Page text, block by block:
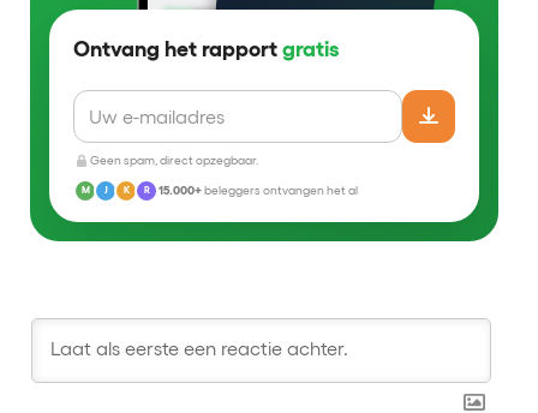
Ontvang het rapport gratis
Geen spam, direct opzegbaar.
M J K R 15.000+beleggers ontvangen het al